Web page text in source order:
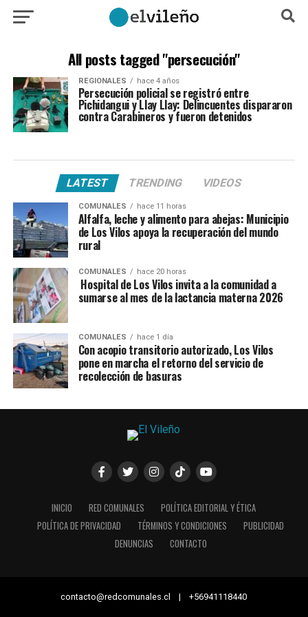
All posts tagged "persecución"
REGIONALES hace 4 años
Persecución policial se registró entre
Pichidangui y Llay Llay: Delincuentes dispararon
contra Carabineros y fueron detenidos
LATEST TRENDING VIDEOS
COMUNALES hace 11 horas
Alfalfa, leche y alimento para abejas: Municipio
de Los Vilos apoya la recuperación del mundo
rural
COMUNALES hace 20 horas
Hospital de Los Vilos invita a la comunidad a
sumarse al mes de la lactancia materna 2026
COMUNALES hace 1 día
Con acopio transitorio autorizado, Los Vilos
pone en marcha el retorno del servicio de
recolección de basuras
INICIO RED COMUNALES
POLÍTICA EDITORIAL Y ÉTICA
POLÍTICA DE PRIVACIDAD
TÉRMINOS Y CONDICIONES
PUBLICIDAD
DENUNCIAS
CONTACTO
contacto@redcomunales.cl | +56941118440